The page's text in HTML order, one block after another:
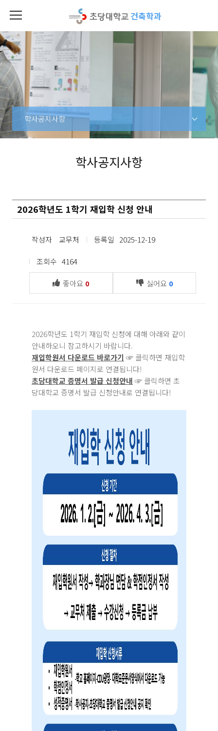
건축학과
학사공지사항
학사공지사항
2026학년도 1학기 재입학 신청 안내
작성자 교무처 등록일 2025-12-19
조회수 4164
좋아요 0 싫어요 0
2026학년도 1학기 재입학 신청에 대해 아래와 같이
안내하오니 참고하시기 바랍니다.
재입학원서 다운로드 바로가기 ☞ 클릭하면 재입학
원서 다운로드 페이지로 연결됩니다!
초당대학교 증명서 발급 신청안내 ☞ 클릭하면 초
당대학교 증명서 발급 신청안내로 연결됩니다!